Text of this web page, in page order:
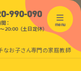
990-090
：
20:00（土日定休）
menu
なお子さん専門の家庭教師